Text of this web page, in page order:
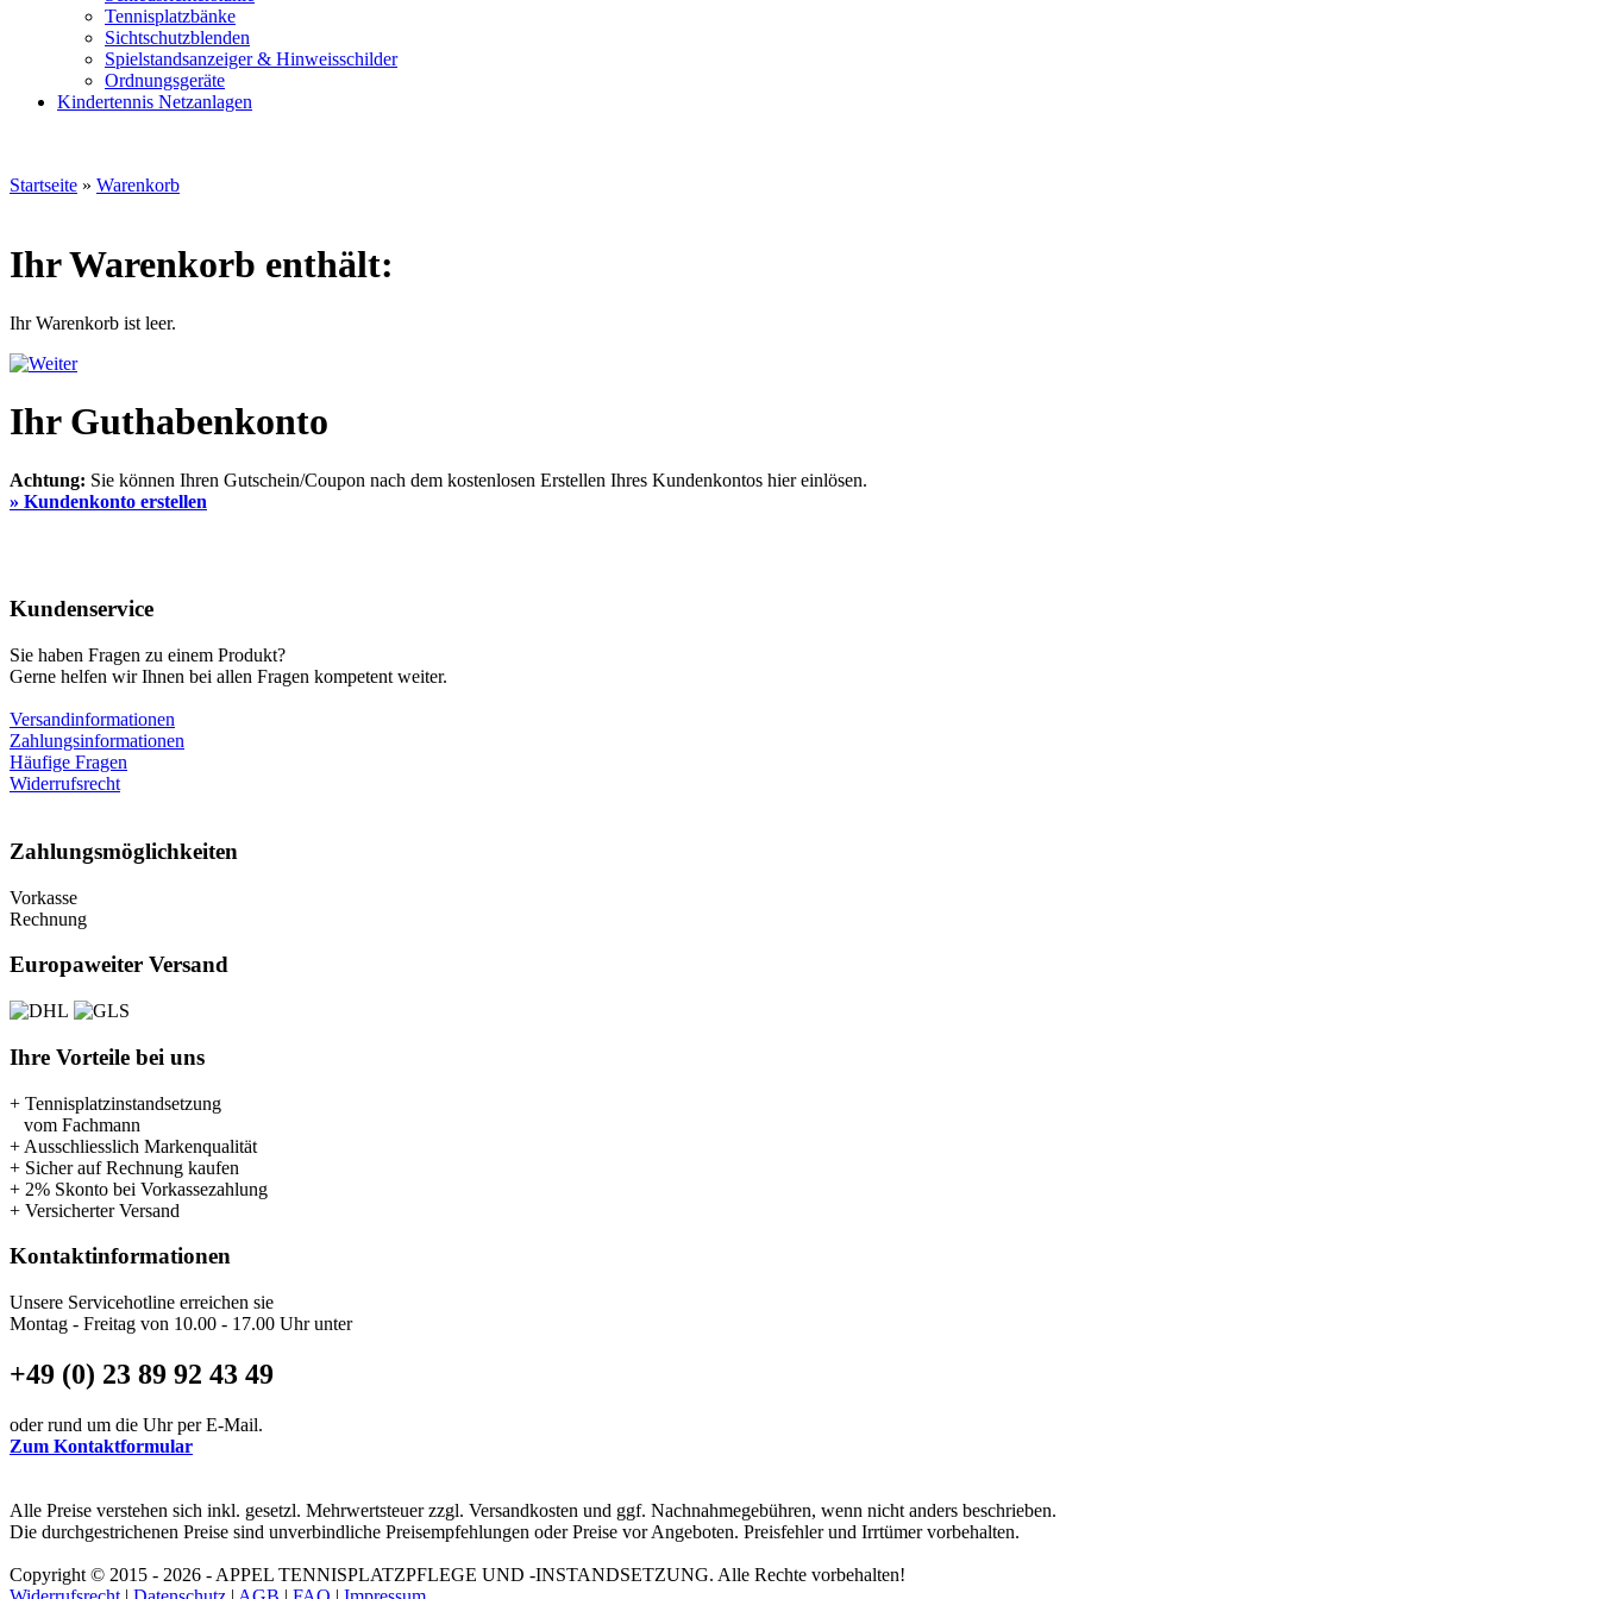
Tennisplatzbänke
Sichtschutzblenden
Spielstandsanzeiger & Hinweisschilder
Ordnungsgeräte
Kindertennis Netzanlagen
Startseite » Warenkorb
Ihr Warenkorb enthält:
Ihr Warenkorb ist leer.
Ihr Guthabenkonto
Achtung: Sie können Ihren Gutschein/Coupon nach dem kostenlosen Erstellen Ihres Kundenkontos hier einlösen.
» Kundenkonto erstellen
Kundenservice
Sie haben Fragen zu einem Produkt?
Gerne helfen wir Ihnen bei allen Fragen kompetent weiter.
Versandinformationen
Zahlungsinformationen
Häufige Fragen
Widerrufsrecht
Zahlungsmöglichkeiten
Vorkasse
Rechnung
Europaweiter Versand
Ihre Vorteile bei uns
+ Tennisplatzinstandsetzung
vom Fachmann
+ Ausschliesslich Markenqualität
+ Sicher auf Rechnung kaufen
+ 2% Skonto bei Vorkassezahlung
+ Versicherter Versand
Kontaktinformationen
Unsere Servicehotline erreichen sie
Montag - Freitag von 10.00 - 17.00 Uhr unter
+49 (0) 23 89 92 43 49
oder rund um die Uhr per E-Mail.
Zum Kontaktformular
Alle Preise verstehen sich inkl. gesetzl. Mehrwertsteuer zzgl. Versandkosten und ggf. Nachnahmegebühren, wenn nicht anders beschrieben.
Die durchgestrichenen Preise sind unverbindliche Preisempfehlungen oder Preise vor Angeboten. Preisfehler und Irrtümer vorbehalten.
Copyright © 2015 - 2026 - APPEL TENNISPLATZPFLEGE UND -INSTANDSETZUNG. Alle Rechte vorbehalten!